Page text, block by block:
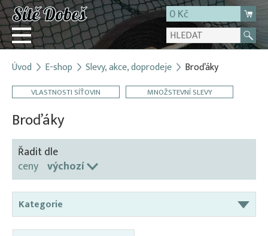
0 Kč
Přihlásit
Registrace
E-shop
O firmě
Kontakt
Úvod E-shop Slevy, akce, doprodeje Broďáky
VLASTNOSTI SÍŤOVIN MNOŽSTEVNÍ SLEVY
Broďáky
Řadit dle
ceny výchozí
Kategorie